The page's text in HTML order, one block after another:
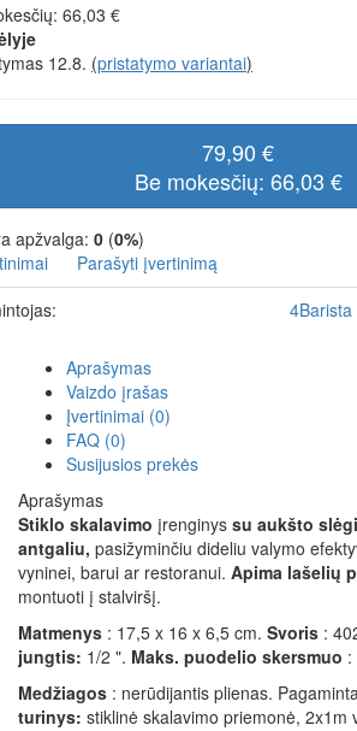
66,03 €
12.8. (pristatymo variantai)
79,90 €
Be mokesčių: 66,03 €
apžvalga: 0 (0%)
Parašyti įvertinimą
4Barista
Aprašymas
Vaizdo įrašas
Įvertinimai (0)
FAQ (0)
Susijusios prekės
Aprašymas
Stiklo skalavimo įrenginys su aukšto
antgaliu, pasižyminčiu dideliu valymo
vyninei, barui ar restoranui. Apima lašelių
montuoti į stalviršį.
Matmenys : 17,5 x 16 x 6,5 cm. Svoris :
jungtis: 1/2 ". Maks. puodelio skersmuo :
Medžiagos : nerūdijantis plienas.
turinys: stiklinė skalavimo priemonė, 2x1m